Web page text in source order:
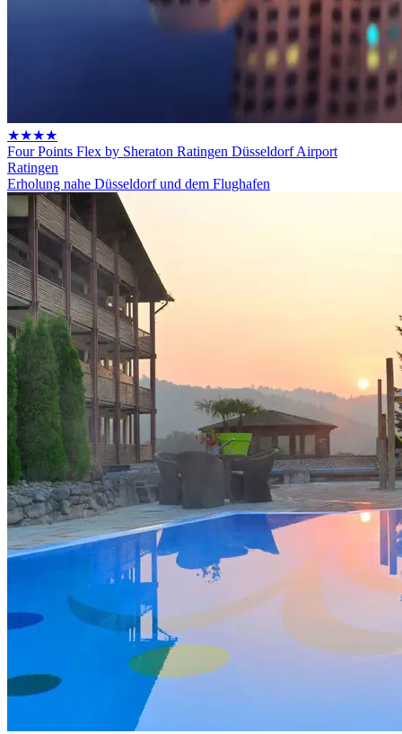
★★★★
Four Points Flex by Sheraton Ratingen Düsseldorf Airport
Ratingen
Erholung nahe Düsseldorf und dem Flughafen